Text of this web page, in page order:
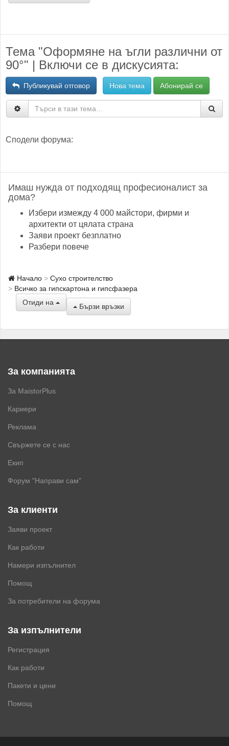
Тема "Оформяне на ъгли различни от
90°" | Включи се в дискусията:
Публикувай отговор Нова тема Абонирай се
Сподели форума:
Имаш нужда от подходящ професионалист за
дома?
Избери измежду 4 000 майстори, фирми и
архитекти от цялата страна
Заяви проект безплатно
Разбери повече
Начало
Сухо строителство
Всичко за гипскартона и гипсфазера
Отиди на
Бързи връзки
За компанията
За MaistorPlus
Кариери
Реклама
Свържете се с нас
Екип
Форум "Направи сам"
За клиенти
Заяви проект
Как работи
Намери изпълнител
Помощ
За потребители на форума
За изпълнители
Регистрация
Как работи
Пакети и цени
Помощ